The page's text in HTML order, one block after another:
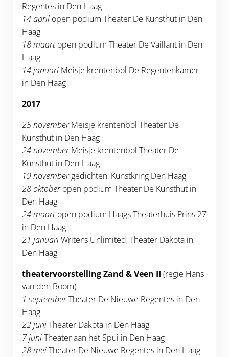
Regentes in Den Haag
14 aprilopen podium Theater De Kunsthut in Den
Haag
18 maartopen podium Theater De Vaillant in Den
Haag
14 januariMeisje krentenbol De Regentenkamer
in Den Haag
2017
25 novemberMeisje krentenbol Theater De
Kunsthut in Den Haag
24 novemberMeisje krentenbol Theater De
Kunsthut in Den Haag
19 novembergedichten, Kunstkring Den Haag
28 oktoberopen podium Theater De Kunsthut in
Den Haag
24 maartopen podium Haags Theaterhuis Prins 27
in Den Haag
21 januariWriter’s Unlimited, Theater Dakota in
Den Haag
theatervoorstelling Zand & Veen II (regie Hans
van den Boom)
1 septemberTheater De Nieuwe Regentes in Den
Haag
22 juniTheater Dakota in Den Haag
7 juniTheater aan het Spui in Den Haag
28 meiTheater De Nieuwe Regentes in Den Haag